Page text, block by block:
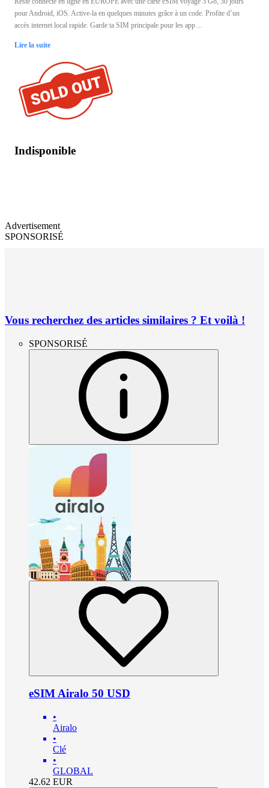
pour Android, iOS. Active-la en quelques minutes grâce à un code. Profite d’un
accès internet local rapide. Garde ta SIM principale pour les app ...
Lire la suite
Indisponible
Advertisement
SPONSORISÉ
Vous recherchez des articles similaires ? Et voilà !
SPONSORISÉ
eSIM Airalo 50 USD
•
Airalo
•
Clé
•
GLOBAL
42.62 EUR